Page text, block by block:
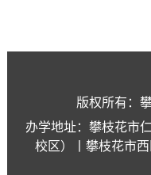
版权所有：
办学地址：攀枝花市
校区）丨攀枝花市